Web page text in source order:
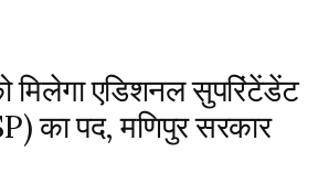
मिलेगा एडिशनल सुपरिंटेंडेंट
का पद, मणिपुर सरकार